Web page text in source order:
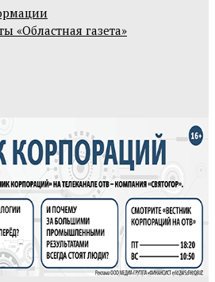
«Областная газета»